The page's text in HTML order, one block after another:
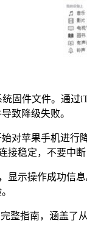
固件文件。通过
致降级失败。
对苹果手机进
接稳定，不要中断
显示操作成功信
整指南，涵盖了